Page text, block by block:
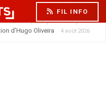
FIL INFO
d’Hugo Oliveira 4 août 2026